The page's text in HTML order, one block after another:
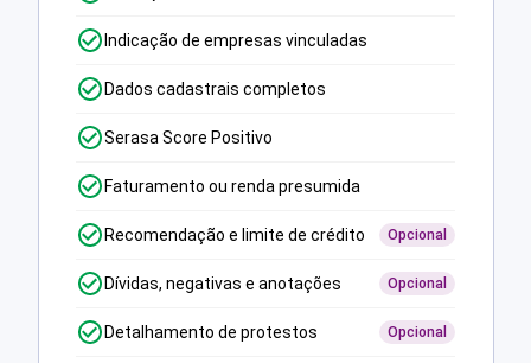
Indicação de empresas vinculadas
Dados cadastrais completos
Serasa Score Positivo
Faturamento ou renda presumida
Recomendação e limite de crédito Opcional
Dívidas, negativas e anotações Opcional
Detalhamento de protestos Opcional